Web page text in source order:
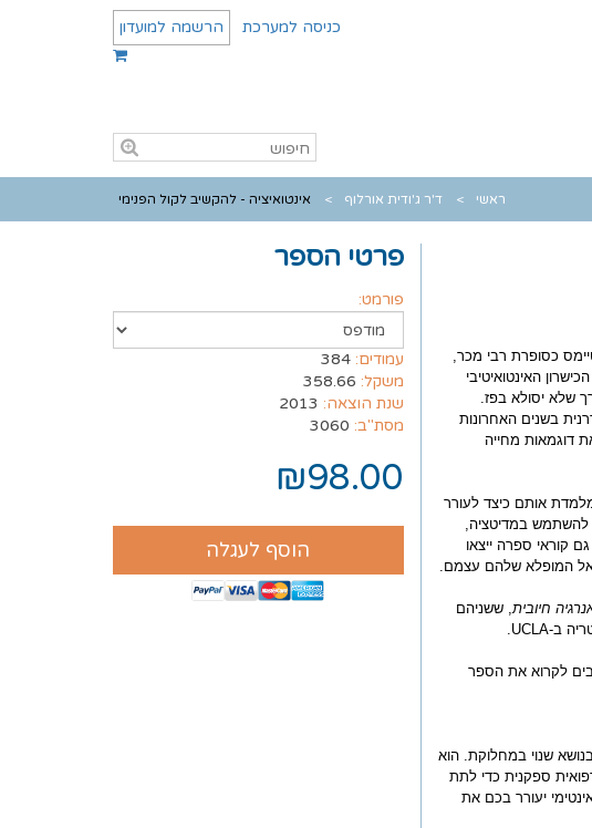
כניסה למערכת הרשמה למועדון
ראשי ד'ר ג'ודית אורלוף אינטואיציה - להקשיב לקול הפנימי
כסופרת רבי מכר,
האינטואיטיבי
שלא יסולא בפז.
בשנים האחרונות
דוגמאות מחייה
אותם כיצד לעורר
להשתמש במדיטציה,
קוראי ספרה ייצאו
המופלא שלהם עצמם.
חיובית, ששניהם
ב-UCLA
.
לקרוא את הספר
שנוי במחלוקת. הוא
ספקנית כדי לתת
יעורר בכם את
פרטי הספר
פורמט:
עמודים:384
משקל: 358.66
שנת הוצאה: 2013
מסת"ב: 3060
₪98.00
הוסף לעגלה